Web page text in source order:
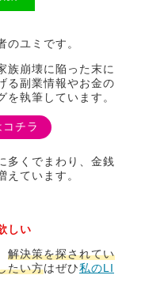
のユミです。
族崩壊に陥った末に
る副業情報やお金の
を執筆しています。
チラ
多くでまわり、金銭
えています。
しい
解決策を探されてい
たい方はぜひ私のLI